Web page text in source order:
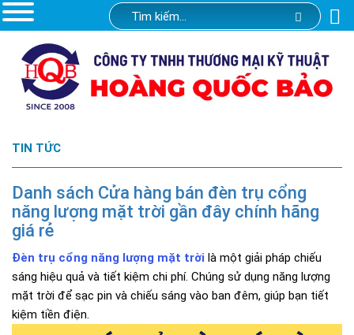
TIN TỨC
Danh sách Cửa hàng bán đèn trụ cổng
năng lượng mặt trời gần đây chính hãng
giá rẻ
Đèn trụ cổng năng lượng mặt trời là một giải pháp chiếu
sáng hiệu quả và tiết kiệm chi phí. Chúng sử dụng năng lượng
mặt trời để sạc pin và chiếu sáng vào ban đêm, giúp bạn tiết
kiệm tiền điện.